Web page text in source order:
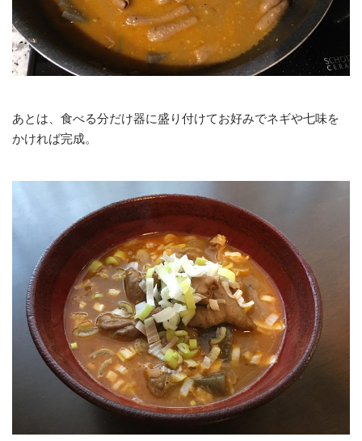
あとは、食べる分だけ器に盛り付けてお好みでネギや七味を
かければ完成。